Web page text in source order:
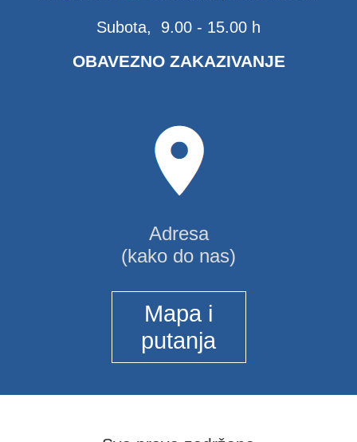
Subota, 9.00 - 15.00 h
OBAVEZNO ZAKAZIVANJE
Adresa
(kako do nas)
Mapa i
putanja